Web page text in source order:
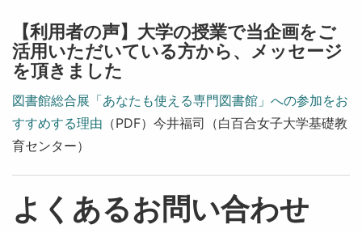
【利用者の声】大学の授業で当企画をご
活用いただいている方から、メッセージ
を頂きました
図書館総合展「あなたも使える専門図書館」への参加をお
すすめする理由 （PDF）今井福司（白百合女子大学基礎教
育センター）
よくあるお問い合わせ